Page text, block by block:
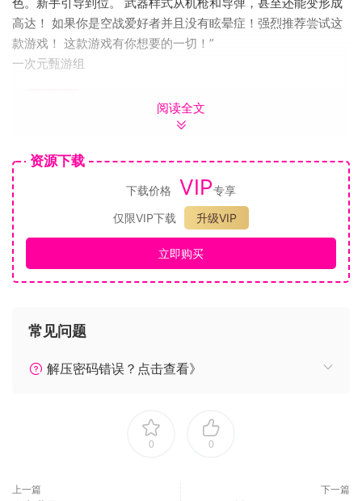
高达！ 如果你是空战爱好者并且没有眩晕症！强烈推荐尝试这
款游戏！ 这款游戏有你想要的一切！”
一次元甄游组
“这是一款快节奏的太空机甲空战游戏，尽管UI在美术上显得有
些简陋，但依然掩盖不了它的游戏性。整体操作非常流畅，同
时具有三种变身形态，只要你的走位足够优秀，就能在硕大的
宇宙空间里独领风骚。不过对没玩过这类游戏的玩家来说，本
作还比较有难度。——北芗”
叽咪叽咪
“这是一部不属于这个时代的游戏，却又是一个时代的刻印。对
是对于游戏性至上的小伙伴来说，优秀的操作手感、华丽的各
来说，完全足以弥补画面存在的问题，战机在敌群中起舞的感
或者和你的僚机在广阔的外太空执行任务，并和敌对机体进行
阅读全文
资源下载
下载价格 VIP专享
仅限VIP下载
升级VIP
立即购买
常见问题
解压密码错误？点击查看》
0 0
上一篇 下一篇